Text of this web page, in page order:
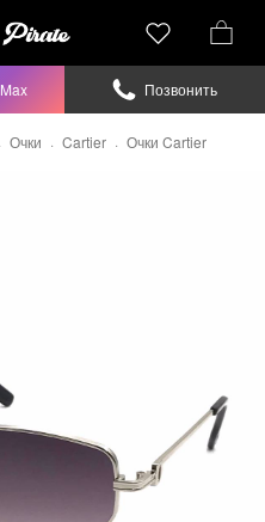
Очки Cartier Очки Cartier
Max Позвонить